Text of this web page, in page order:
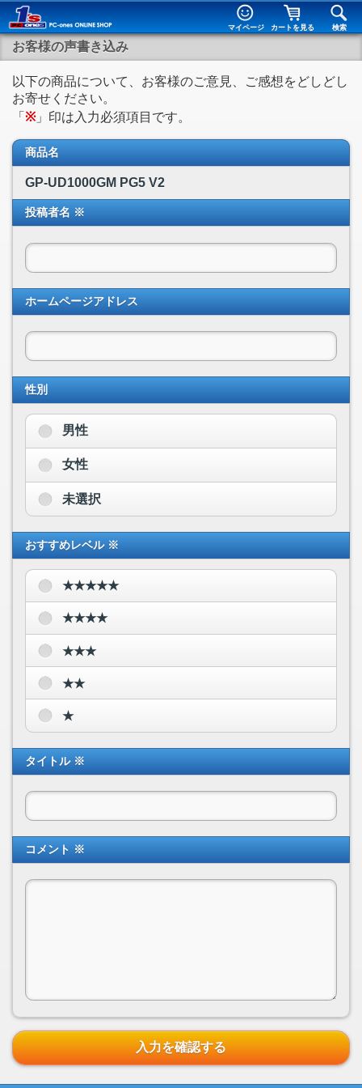
マイページ カートを見る 検索
お客様の声書き込み
以下の商品について、お客様のご意見、ご感想をどしどし
お寄せください。
「 ※」印は入力必須項目です。
商品名
GP-UD1000GM PG5 V2
投稿者名 ※
ホームページアドレス
性別
男性
女性
未選択
おすすめレベル ※
★★★★★
★★★★
★★★
★★
★
タイトル ※
コメント ※
入力を確認する